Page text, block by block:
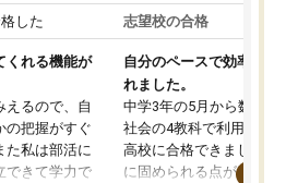
した
くれる機能が
えるので、自
の把握がすぐ
た私は部活に
できて学力で
志望校の合格
自分のペースで効率よく
れました。
中学3年の5月から数学・
社会の4教科で利用し、
高校に合格できました。
に固められる点が魅力で